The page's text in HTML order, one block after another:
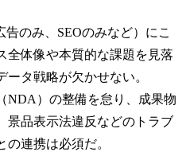
告のみ、SEOのみなど）にこ
全体像や本質的な課題を見落
ータ戦略が欠かせない。
NDA）の整備を怠り、成果物
景品表示法違反などのトラブ
の連携は必須だ。